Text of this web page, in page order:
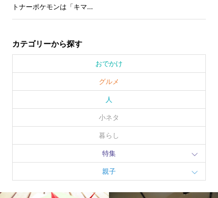
トナーポケモンは「キマ...
カテゴリーから探す
おでかけ
グルメ
人
小ネタ
暮らし
特集
親子